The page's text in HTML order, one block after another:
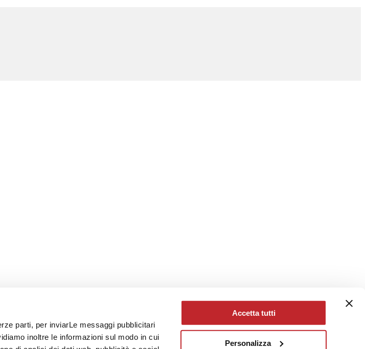
parti, per inviarLe messaggi pubblicitari
inoltre le informazioni sul modo in cui
Accetta tutti
Personalizza